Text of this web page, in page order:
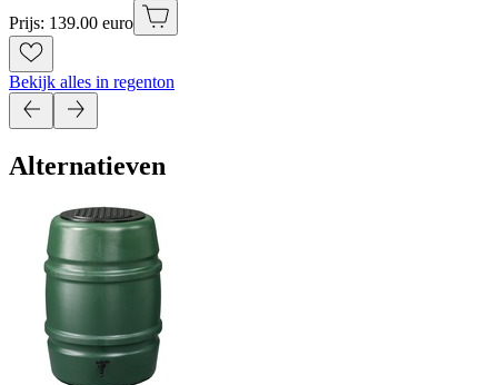
Prijs: 139.00 euro
Bekijk alles in regenton
Alternatieven